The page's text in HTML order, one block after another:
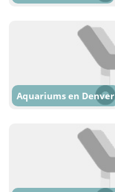
Aquariums en Denver